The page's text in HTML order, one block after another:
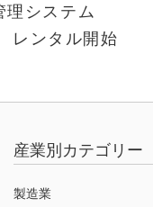
理システム
レンタル開始
産業別カテゴリー
製造業